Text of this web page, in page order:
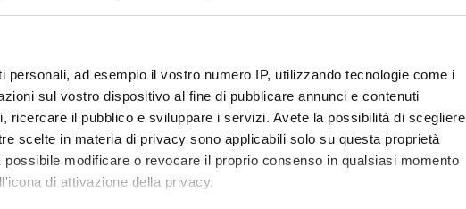
personali, ad esempio il vostro numero IP, utilizzando tecnologie come i
sul vostro dispositivo al fine di pubblicare annunci e contenuti
ricercare il pubblico e sviluppare i servizi. Avete la possibilità di scegliere
scelte in materia di privacy sono applicabili solo su questa proprietà
modificare o revocare il proprio consenso in qualsiasi momento
di attivazione della privacy.